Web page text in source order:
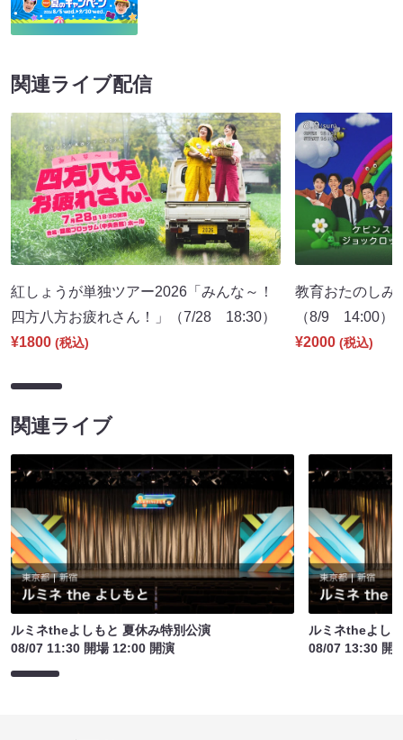
関連ライブ配信
紅しょうが単独ツアー2026「みんな～！
四方八方お疲れさん！」（7/28 18:30）
¥1800 (税込)
教育おたのしみ
（8/9 14:00）
¥2000 (税込)
関連ライブ
ルミネtheよしもと 夏休み特別公演
08/07 11:30 開場 12:00 開演
ルミネtheよし
08/07 13:30 開